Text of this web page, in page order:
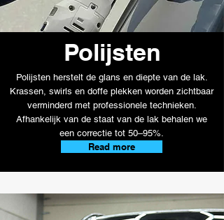
Polijsten
Polijsten herstelt de glans en diepte van de lak.
Krassen, swirls en doffe plekken worden zichtbaar
verminderd met professionele technieken.
Afhankelijk van de staat van de lak behalen we
een correctie tot 50–95%.
Read more